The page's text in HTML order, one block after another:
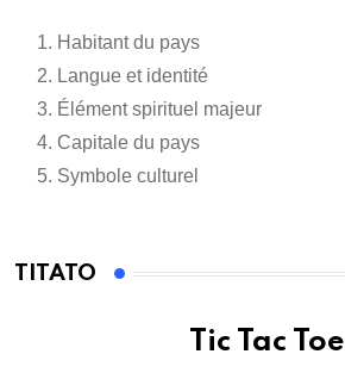
Habitant du pays
Langue et identité
Élément spirituel majeur
Capitale du pays
Symbole culturel
TITATO
Tic Tac Toe